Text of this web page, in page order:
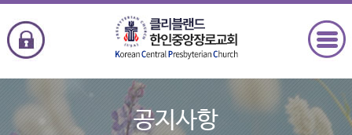
공지사항